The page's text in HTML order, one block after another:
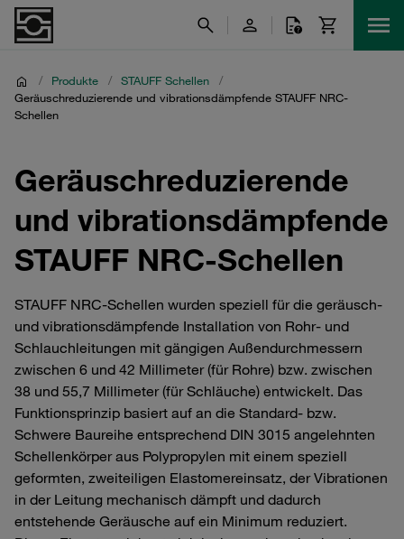
/ Produkte / STAUFF Schellen
/
Geräuschreduzierende und vibrationsdämpfende STAUFF NRC-
Schellen
Geräuschreduzierende
und vibrationsdämpfende
STAUFF NRC-Schellen
STAUFF NRC-Schellen wurden speziell für die geräusch-
und vibrationsdämpfende Installation von Rohr- und
Schlauchleitungen mit gängigen Außendurchmessern
zwischen 6 und 42 Millimeter (für Rohre) bzw. zwischen
38 und 55,7 Millimeter (für Schläuche) entwickelt. Das
Funktionsprinzip basiert auf an die Standard- bzw.
Schwere Baureihe entsprechend DIN 3015 angelehnten
Schellenkörper aus Polypropylen mit einem speziell
geformten, zweiteiligen Elastomereinsatz, der Vibrationen
in der Leitung mechanisch dämpft und dadurch
entstehende Geräusche auf ein Minimum reduziert.